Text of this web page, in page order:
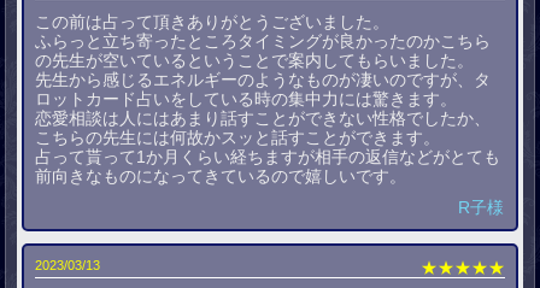
この前は占って頂きありがとうございました。
ふらっと立ち寄ったところタイミングが良かったのかこちら
の先生が空いているということで案内してもらいました。
先生から感じるエネルギーのようなものが凄いのですが、タ
ロットカード占いをしている時の集中力には驚きます。
恋愛相談は人にはあまり話すことができない性格でしたか、
こちらの先生には何故かスッと話すことができます。
占って貰って1か月くらい経ちますが相手の返信などがとても
前向きなものになってきているので嬉しいです。
R子様
2023/03/13
★★★★★